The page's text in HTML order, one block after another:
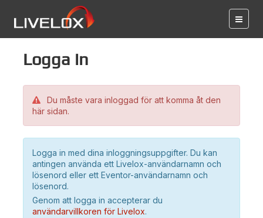
Logga in
Du måste vara inloggad för att komma åt den
här sidan.
Logga in med dina inloggningsuppgifter. Du kan
antingen använda ett Livelox-användarnamn och
lösenord eller ett Eventor-användarnamn och
lösenord.
Genom att logga in accepterar du
användarvillkoren för Livelox.